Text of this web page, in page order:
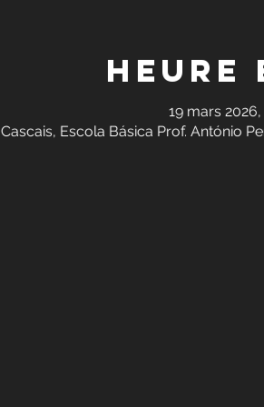
Heure
19 mars
Cascais, Escola Básica Prof. António